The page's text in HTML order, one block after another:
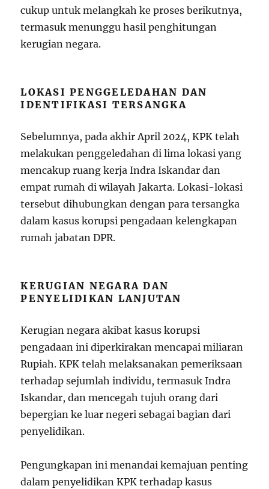
cukup untuk melangkah ke proses berikutnya,
termasuk menunggu hasil penghitungan
kerugian negara.
LOKASI PENGGELEDAHAN DAN
IDENTIFIKASI TERSANGKA
Sebelumnya, pada akhir April 2024, KPK telah
melakukan penggeledahan di lima lokasi yang
mencakup ruang kerja Indra Iskandar dan
empat rumah di wilayah Jakarta. Lokasi-lokasi
tersebut dihubungkan dengan para tersangka
dalam kasus korupsi pengadaan kelengkapan
rumah jabatan DPR.
KERUGIAN NEGARA DAN
PENYELIDIKAN LANJUTAN
Kerugian negara akibat kasus korupsi
pengadaan ini diperkirakan mencapai miliaran
Rupiah. KPK telah melaksanakan pemeriksaan
terhadap sejumlah individu, termasuk Indra
Iskandar, dan mencegah tujuh orang dari
bepergian ke luar negeri sebagai bagian dari
penyelidikan.
Pengungkapan ini menandai kemajuan penting
dalam penyelidikan KPK terhadap kasus